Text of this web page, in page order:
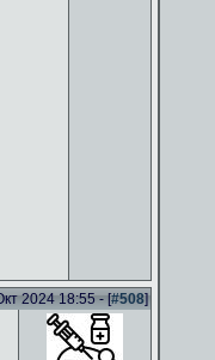
2024 18:55 - [#508]